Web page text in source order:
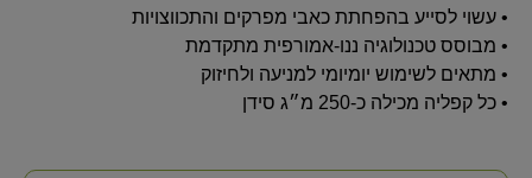
• עשוי לסייע בהפחתת כאבי מפרקים והתכווצויות
• מבוסס טכנולוגיה ננו-אמורפית מתקדמת
• מתאים לשימוש יומיומי למניעה ולחיזוק
• כל קפליה מכילה כ-250 מ״ג סידן